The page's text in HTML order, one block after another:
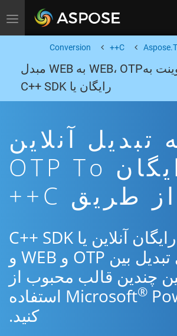
Toggle navigation
C++
Conversion
تبدیل پاورپوینت بهWEB، OTP به WEB مبدل
رایگان یا C++ SDK
تبدیل آنلاین
رایگان OTP To
از برنامه رایگان آنلاین یا C++ SDK
برای تبدیل بین OTP و WEB و
چندین قالب محبوب از
Microsoft®
PowerPoint استفاده
کنید.